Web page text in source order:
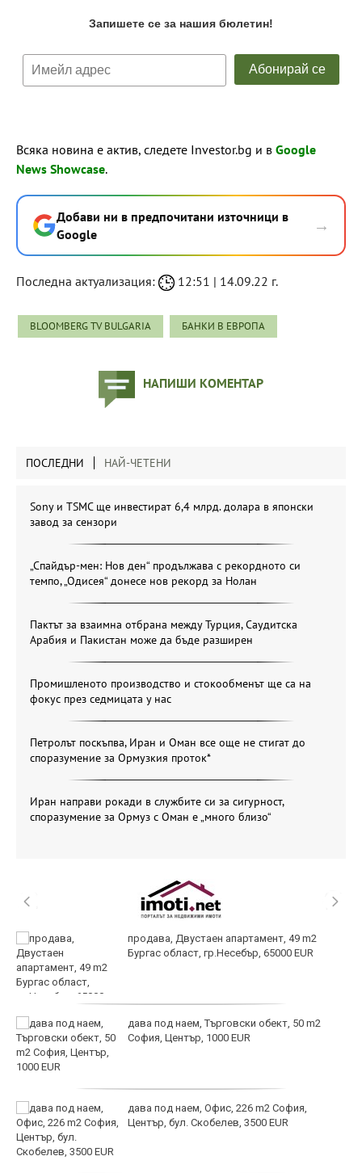
Всяка новина е актив, следете Investor.bg и в Google
News Showcase.
Добави ни в предпочитани източници в
Google
→
Последна актуализация: 12:51 | 14.09.22 г.
BLOOMBERG TV BULGARIA БАНКИ В ЕВРОПА
НАПИШИ КОМЕНТАР
ПОСЛЕДНИ НАЙ-ЧЕТЕНИ
Sony и TSMC ще инвестират 6,4 млрд. долара в японски
завод за сензори
„Спайдър-мен: Нов ден“ продължава с рекордното си
темпо, „Одисея“ донесе нов рекорд за Нолан
Пактът за взаимна отбрана между Турция, Саудитска
Арабия и Пакистан може да бъде разширен
Промишленото производство и стокообменът ще са на
фокус през седмицата у нас
Петролът поскъпва, Иран и Оман все още не стигат до
споразумение за Ормузкия проток*
Иран направи рокади в службите си за сигурност,
споразумение за Ормуз с Оман е „много близо“
продава, Двустаен апартамент, 49 m2
Бургас област, гр.Несебър, 65000 EUR
дава под наем, Търговски обект, 50 m2
София, Център, 1000 EUR
дава под наем, Офис, 226 m2 София,
Център, бул. Скобелев, 3500 EUR